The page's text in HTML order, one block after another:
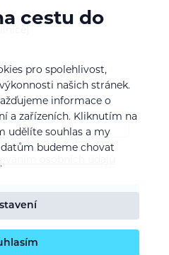
/ snb
osobních údajů
cestu do
pro spolehlivost,
našich stránek.
informace o
a zařízeních. Kliknutím na
udělíte souhlas a my
budeme chovat